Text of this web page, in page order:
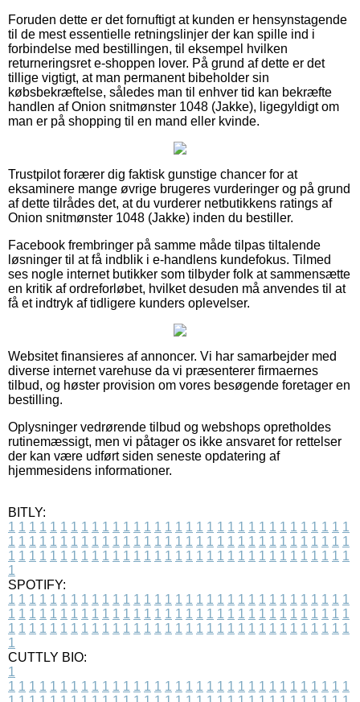
Foruden dette er det fornuftigt at kunden er hensynstagende
til de mest essentielle retningslinjer der kan spille ind i
forbindelse med bestillingen, til eksempel hvilken
returneringsret e-shoppen lover. På grund af dette er det
tillige vigtigt, at man permanent bibeholder sin
købsbekræftelse, således man til enhver tid kan bekræfte
handlen af Onion snitmønster 1048 (Jakke), ligegyldigt om
man er på shopping til en mand eller kvinde.
Trustpilot forærer dig faktisk gunstige chancer for at
eksaminere mange øvrige brugeres vurderinger og på grund
af dette tilrådes det, at du vurderer netbutikkens ratings af
Onion snitmønster 1048 (Jakke) inden du bestiller.
Facebook frembringer på samme måde tilpas tiltalende
løsninger til at få indblik i e-handlens kundefokus. Tilmed
ses nogle internet butikker som tilbyder folk at sammensætte
en kritik af ordreforløbet, hvilket desuden må anvendes til at
få et indtryk af tidligere kunders oplevelser.
Websitet finansieres af annoncer. Vi har samarbejder med
diverse internet varehuse da vi præsenterer firmaernes
tilbud, og høster provision om vores besøgende foretager en
bestilling.
Oplysninger vedrørende tilbud og webshops opretholdes
rutinemæssigt, men vi påtager os ikke ansvaret for rettelser
der kan være udført siden seneste opdatering af
hjemmesidens informationer.
BITLY:
1 1 1 1 1 1 1 1 1 1 1 1 1 1 1 1 1 1 1 1 1 1 1 1 1 1 1 1 1 1 1 1 1
1 1 1 1 1 1 1 1 1 1 1 1 1 1 1 1 1 1 1 1 1 1 1 1 1 1 1 1 1 1 1 1 1
1 1 1 1 1 1 1 1 1 1 1 1 1 1 1 1 1 1 1 1 1 1 1 1 1 1 1 1 1 1 1 1 1
1
SPOTIFY:
1 1 1 1 1 1 1 1 1 1 1 1 1 1 1 1 1 1 1 1 1 1 1 1 1 1 1 1 1 1 1 1 1
1 1 1 1 1 1 1 1 1 1 1 1 1 1 1 1 1 1 1 1 1 1 1 1 1 1 1 1 1 1 1 1 1
1 1 1 1 1 1 1 1 1 1 1 1 1 1 1 1 1 1 1 1 1 1 1 1 1 1 1 1 1 1 1 1 1
1
CUTTLY BIO:
1
1 1 1 1 1 1 1 1 1 1 1 1 1 1 1 1 1 1 1 1 1 1 1 1 1 1 1 1 1 1 1 1 1